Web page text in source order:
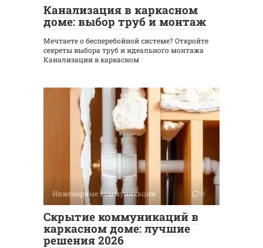
Канализация в каркасном
доме: выбор труб и монтаж
Мечтаете о бесперебойной системе? Откройте
секреты выбора труб и идеального монтажа
Канализации в каркасном
Инженерные коммуникации 0
Скрытие коммуникаций в
каркасном доме: лучшие
решения 2026